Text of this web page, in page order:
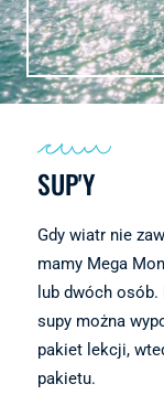
SUP'Y
Gdy wiatr nie
mamy Mega
lub dwóch
supy można
pakiet lekcji,
pakietu.